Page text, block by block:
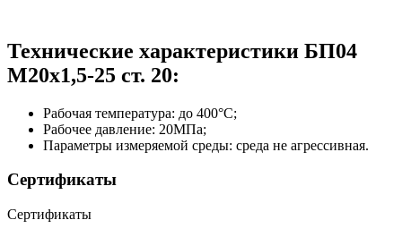
Технические характеристики БП04
М20х1,5-25 ст. 20:
Рабочая температура: до 400°С;
Рабочее давление: 20МПа;
Параметры измеряемой среды: среда не агрессивная.
Сертификаты
Сертификаты